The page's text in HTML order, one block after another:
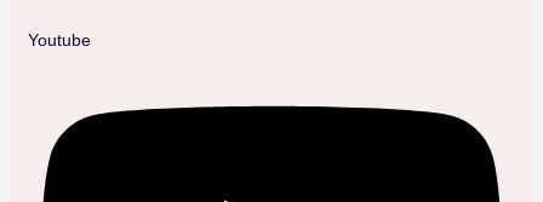
Youtube